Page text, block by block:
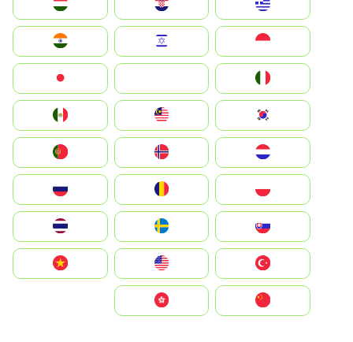
Hrvatska
Magyarország
Indonesia
South Korea
Nederland
Portugal
România
Slovensko
United States
Vietnam